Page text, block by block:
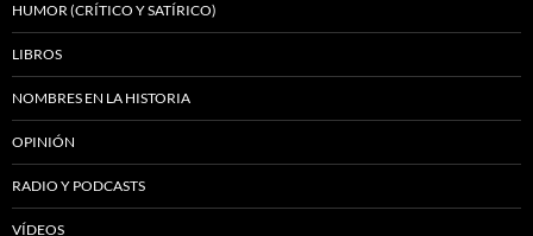
HUMOR (CRÍTICO Y SATÍRICO)
LIBROS
NOMBRES EN LA HISTORIA
OPINIÓN
RADIO Y PODCASTS
VÍDEOS